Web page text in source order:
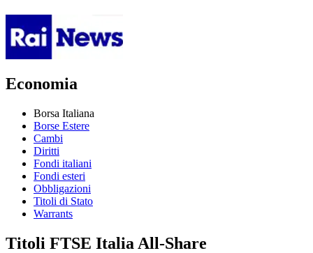
Economia
Borsa Italiana
Borse Estere
Cambi
Diritti
Fondi italiani
Fondi esteri
Obbligazioni
Titoli di Stato
Warrants
Titoli FTSE Italia All-Share